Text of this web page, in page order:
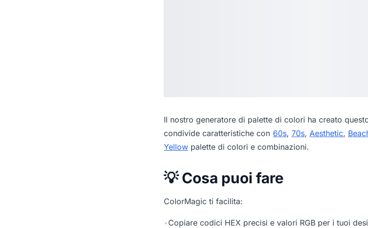
Il nostro generatore di palette di colori ha creato
condivide caratteristiche con 60s, 70s, Aesthetic,
Yellow palette di colori e combinazioni.
💡 Cosa puoi fare
ColorMagic ti facilita:
•Copiare codici HEX precisi e valori RGB per i tuoi